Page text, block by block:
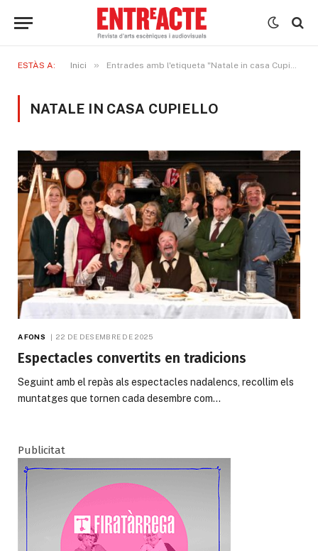
ESTÀS A: Inici » Entrades amb l'etiqueta "Natale in casa Cupiello"
NATALE IN CASA CUPIELLO
A FONS 22 DE DESEMBRE DE 2025
Espectacles convertits en tradicions
Seguint amb el repàs als espectacles nadalencs, recollim els
muntatges que tornen cada desembre com…
Publicitat